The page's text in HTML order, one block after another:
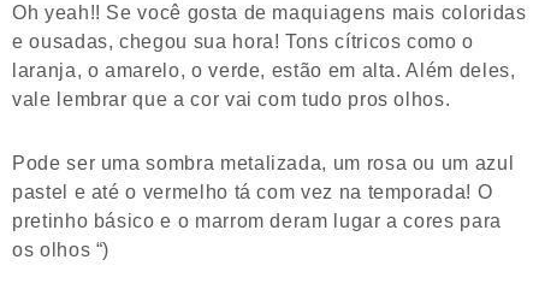
Oh yeah!! Se você gosta de maquiagens mais coloridas
e ousadas, chegou sua hora! Tons cítricos como o
laranja, o amarelo, o verde, estão em alta. Além deles,
vale lembrar que a cor vai com tudo pros olhos.
Pode ser uma sombra metalizada, um rosa ou um azul
pastel e até o vermelho tá com vez na temporada! O
pretinho básico e o marrom deram lugar a cores para
os olhos “)